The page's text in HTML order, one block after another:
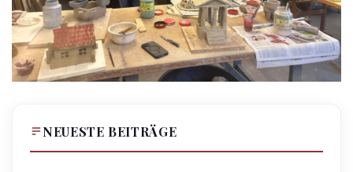
NEUESTE BEITRÄGE